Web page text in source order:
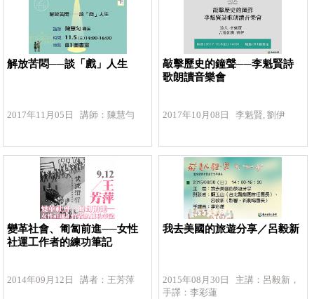
解放苦悶──談「戲」人生
2017年11月05日 講師：陳慧勻
敲擊歷史的鐘聲──李魁賢詩
歌朗讀音樂會
2017年10月08日 李魁賢, 劉伊
變革社會、匍匐前進──女性
社運工作者的練功筆記
2014年09月12日 講者：王芳萍
我去美國的旅遊分享／呂毅新
2015年08月30日 主講：呂毅新，
手譯：李彩蓮